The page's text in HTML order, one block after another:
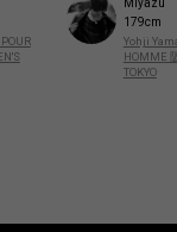
Miyazu
179cm
Yohji
HOMME
TOKYO